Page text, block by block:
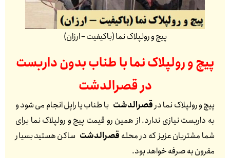
پیچ و رولپلاک نما (باکیفیت – ارزان)
پیچ و رولپلاک نما با طناب بدون داربست
درقصرالدشت
پیچ و رولپلاک نما درقصرالدشت با طناب یا راپل انجام می شود و
به داربست نیازی ندارد. از همین رو قیمت پیچ و رولپلاک نما برای
شما مشتریان عزیز که در محله قصرالدشت ساکن هستید بسیار
مقرون به صرفه خواهد بود.